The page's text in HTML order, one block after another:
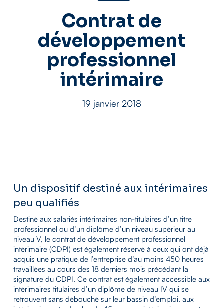
Contrat de
développement
professionnel
intérimaire
19 janvier 2018
Un dispositif destiné aux intérimaires
peu qualifiés
Destiné aux salariés intérimaires non-titulaires d’un titre
professionnel ou d’un diplôme d’un niveau supérieur au
niveau V, le contrat de développement professionnel
intérimaire (CDPI) est également réservé à ceux qui ont déjà
acquis une pratique de l’entreprise d’au moins 450 heures
travaillées au cours des 18 derniers mois précédant la
signature du CDPI. Ce contrat est également accessible aux
intérimaires titulaires d’un diplôme de niveau IV qui se
retrouvent sans débouché sur leur bassin d’emploi, aux